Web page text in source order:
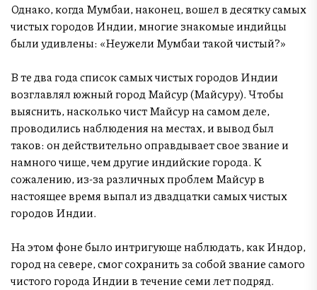
Однако, когда Мумбаи, наконец, вошел в десятку самых
чистых городов Индии, многие знакомые индийцы
были удивлены: «Неужели Мумбаи такой чистый?»
В те два года список самых чистых городов Индии
возглавлял южный город Майсур (Майсуру). Чтобы
выяснить, насколько чист Майсур на самом деле,
проводились наблюдения на местах, и вывод был
таков: он действительно оправдывает свое звание и
намного чище, чем другие индийские города. К
сожалению, из-за различных проблем Майсур в
настоящее время выпал из двадцатки самых чистых
городов Индии.
На этом фоне было интригующе наблюдать, как Индор,
город на севере, смог сохранить за собой звание самого
чистого города Индии в течение семи лет подряд.